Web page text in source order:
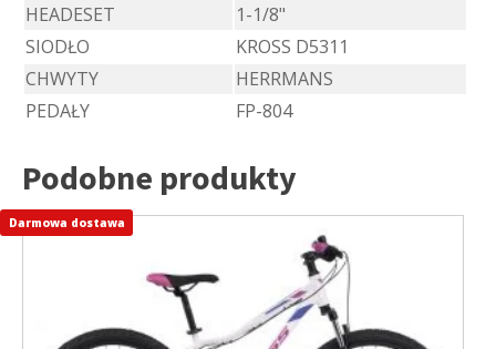
HEADESET
1-1/8"
SIODŁO
KROSS D5311
CHWYTY
HERRMANS
PEDAŁY
FP-804
Podobne produkty
Ten
wariantów.
Darmowa dostawa